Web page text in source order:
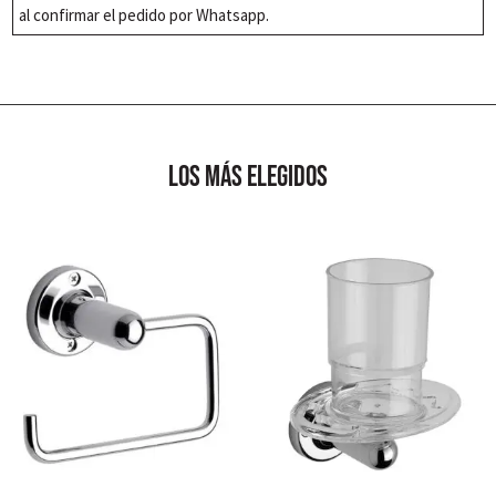
cantidad
al confirmar el pedido por Whatsapp.
los más elegidos